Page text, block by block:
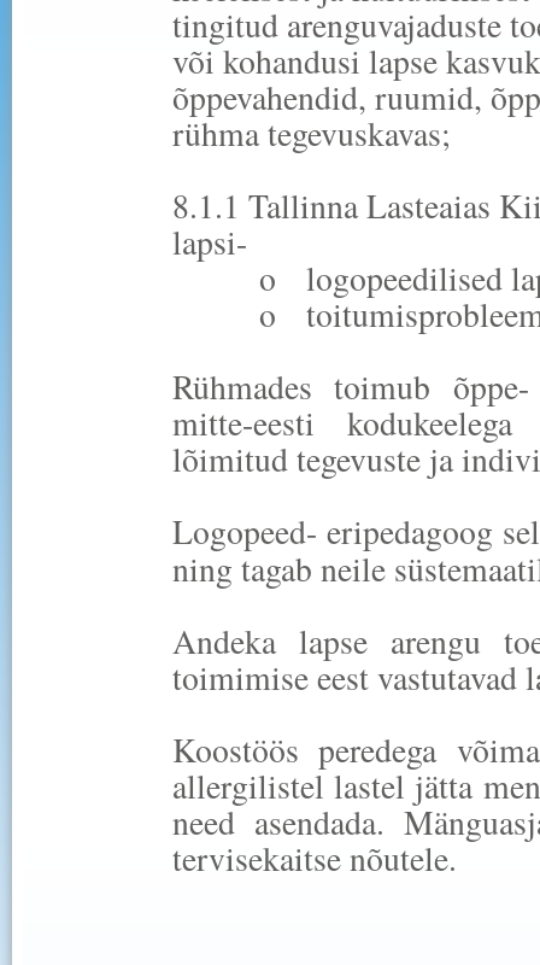
tingitud arenguvajaduste
või kohandusi lapse
õppevahendid, ruumid,
rühma tegevuskavas;
8.1.1 Tallinna Lasteaias
lapsi-
o
logopeedilised
o
Rühmades toimub
mitte-eesti
lõimitud tegevuste ja
Logopeed- eripedagoog
ning tagab neile
Andeka lapse arengu
toimimise eest vastutavad
Koostöös peredega
allergilistel lastel jätta
need asendada.
tervisekaitse nõutele.